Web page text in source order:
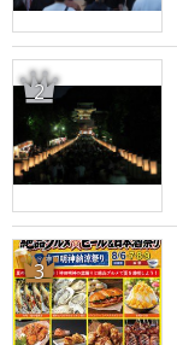
2
3